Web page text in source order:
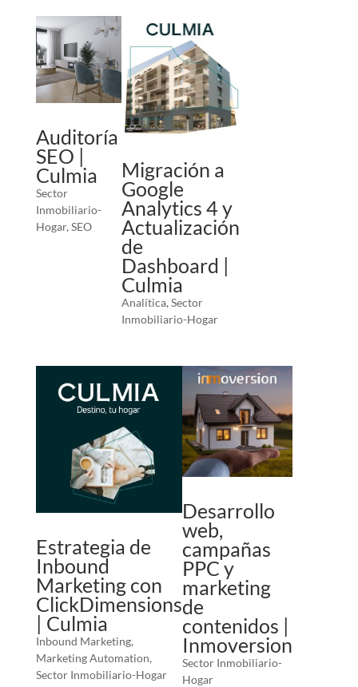
Auditoría
SEO |
Culmia
Sector
Inmobiliario-
Hogar, SEO
Migración a
Google
Analytics 4 y
Actualización
de
Dashboard |
Culmia
Analítica,Sector
Inmobiliario-Hogar
Estrategia de
Inbound
Marketing con
ClickDimensions
| Culmia
Inbound Marketing,
Marketing Automation,
Sector Inmobiliario-Hogar
Desarrollo
web,
campañas
PPC y
marketing
de
contenidos |
Inmoversion
Sector Inmobiliario-
Hogar